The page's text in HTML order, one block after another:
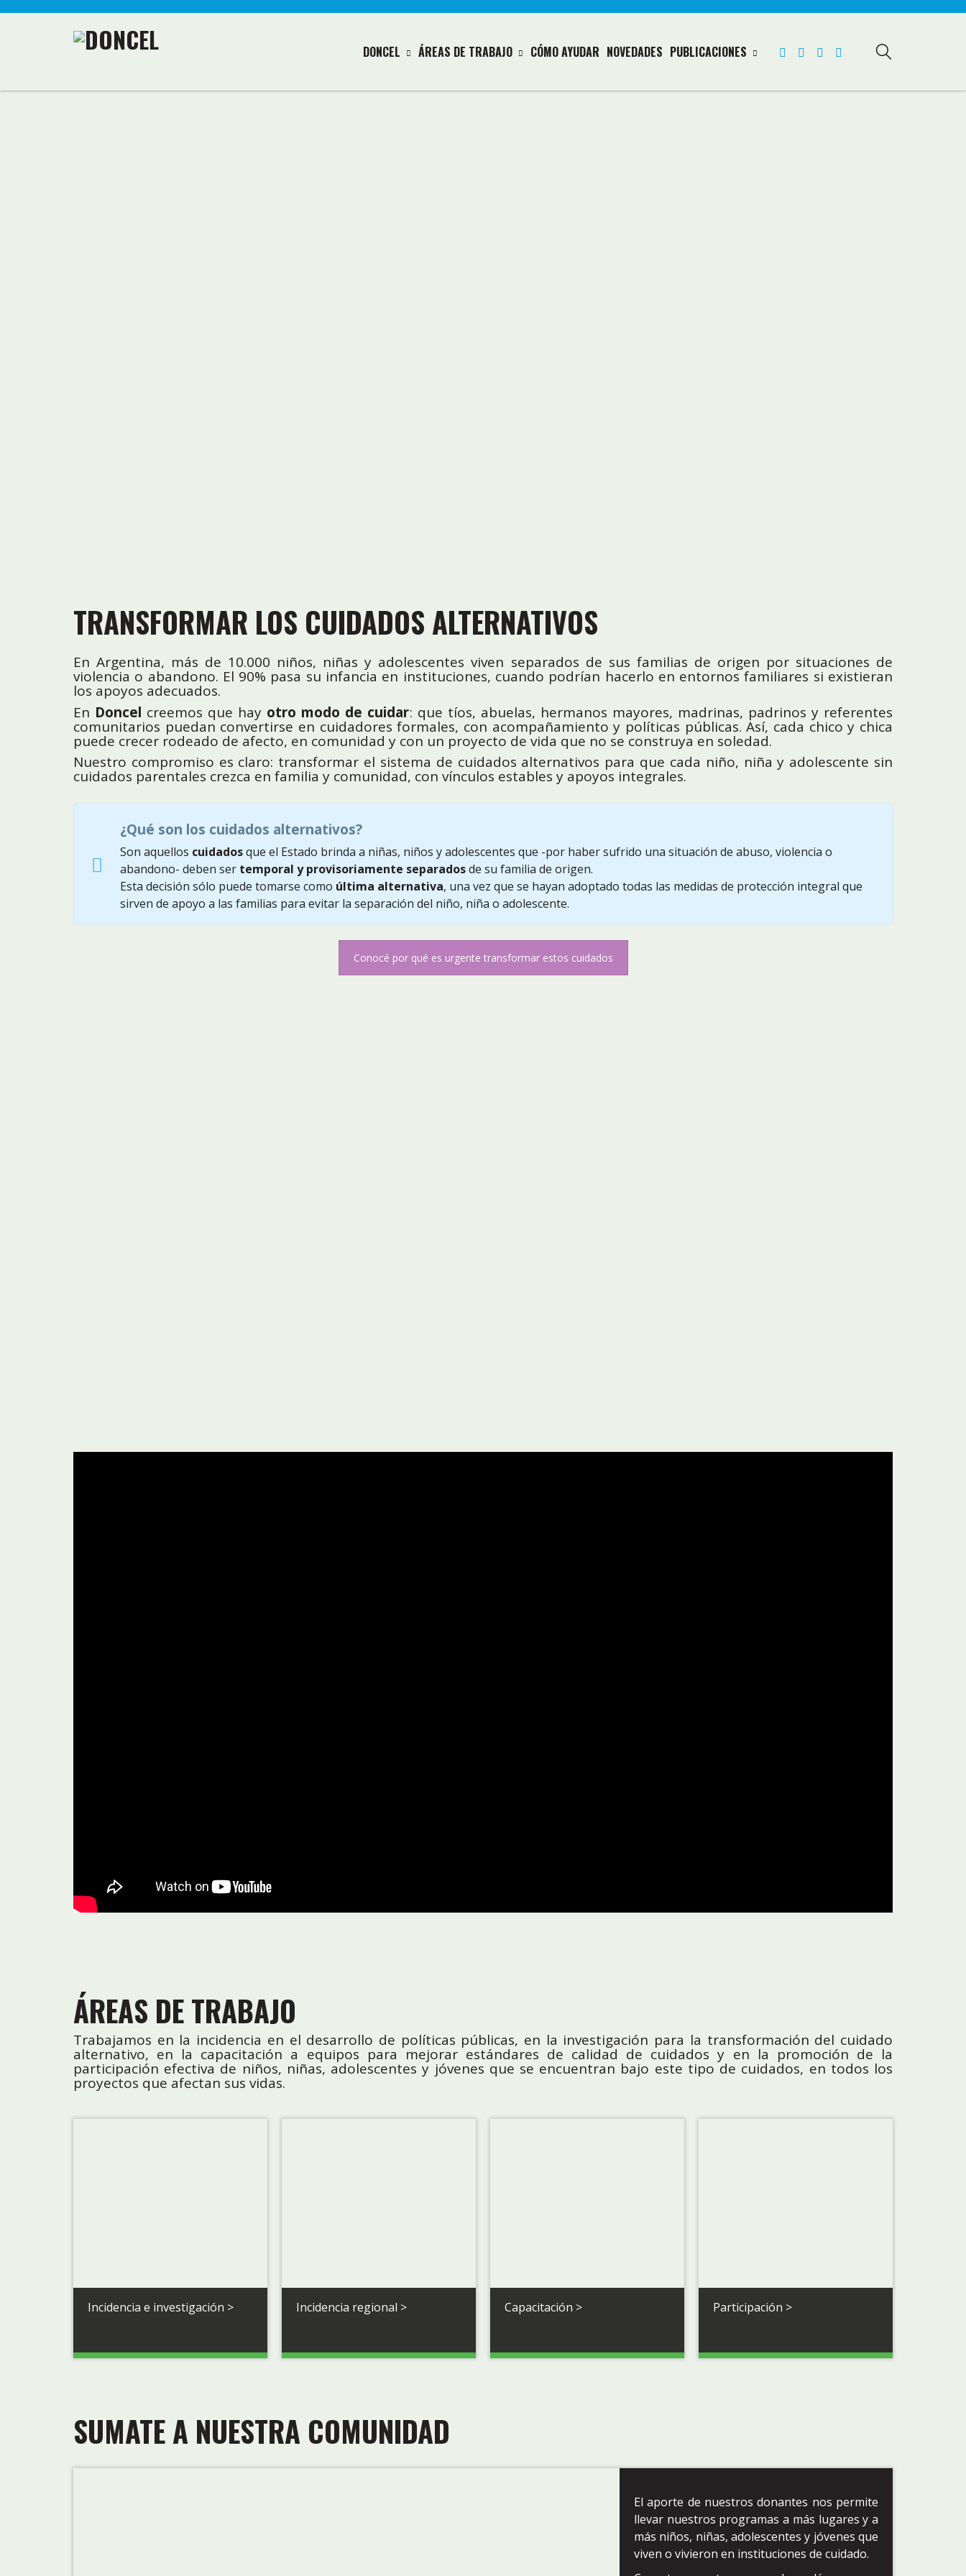
DONCEL ÁREAS DE TRABAJO CÓMO AYUDAR NOVEDADES PUBLICACIONES
TRANSFORMAR LOS CUIDADOS ALTERNATIVOS
En Argentina, más de 10.000 niños, niñas y adolescentes viven separados de sus familias de origen por situaciones de
violencia o abandono. El 90% pasa su infancia en instituciones, cuando podrían hacerlo en entornos familiares si existieran
los apoyos adecuados.
En Doncel creemos que hay otro modo de cuidar: que tíos, abuelas, hermanos mayores, madrinas, padrinos y referentes
comunitarios puedan convertirse en cuidadores formales, con acompañamiento y políticas públicas. Así, cada chico y chica
puede crecer rodeado de afecto, en comunidad y con un proyecto de vida que no se construya en soledad.
Nuestro compromiso es claro: transformar el sistema de cuidados alternativos para que cada niño, niña y adolescente sin
cuidados parentales crezca en familia y comunidad, con vínculos estables y apoyos integrales.
¿Qué son los cuidados alternativos?
Son aquellos cuidadosque el Estado brinda a niñas, niños y adolescentes que -por haber sufrido una situación de abuso, violencia o
abandono- deben ser temporal y provisoriamente separadosde su familia de origen.
Esta decisión sólo puede tomarse como última alternativa, una vez que se hayan adoptado todas las medidas de protección integral que
sirven de apoyo a las familias para evitar la separación del niño, niña o adolescente.
Conocé por qué es urgente transformar estos cuidados
ÁREAS DE TRABAJO
Trabajamos en la incidencia en el desarrollo de políticas públicas, en la investigación para la transformación del cuidado
alternativo, en la capacitación a equipos para mejorar estándares de calidad de cuidados y en la promoción de la
participación efectiva de niños, niñas, adolescentes y jóvenes que se encuentran bajo este tipo de cuidados, en todos los
proyectos que afectan sus vidas.
Incidencia e investigación > Incidencia regional > Capacitación > Participación >
SUMATE A NUESTRA COMUNIDAD
El aporte de nuestros donantes nos permite
llevar nuestros programas a más lugares y a
más niños, niñas, adolescentes y jóvenes que
viven o vivieron en instituciones de cuidado.